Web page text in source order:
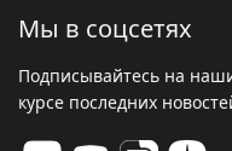
Мы в соцсетях
Подписывайтесь на
курсе последних